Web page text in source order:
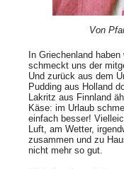
Von
In Griechenland
schmeckt uns der
Und zurück aus dem
Pudding aus Holland
Lakritz aus Finnland
Käse: im Urlaub
einfach besser!
Luft, am Wetter,
zusammen und zu
nicht mehr so gut.